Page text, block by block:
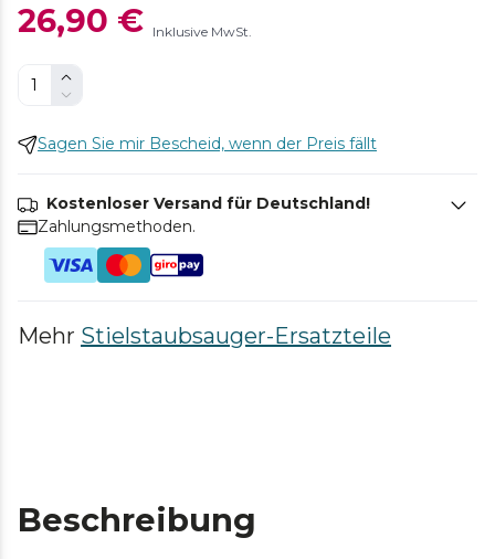
26,90 € Inklusive MwSt.
Sagen Sie mir Bescheid, wenn der Preis fällt
Kostenloser Versand für Deutschland!
Zahlungsmethoden.
Mehr Stielstaubsauger-Ersatzteile
Beschreibung